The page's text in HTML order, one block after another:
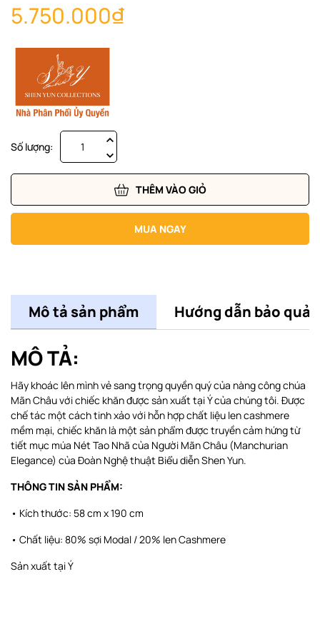
5.750.000₫
Số lượng:
THÊM VÀO GIỎ
MUA NGAY
Mô tả sản phẩm Hướng dẫn bảo quản
MÔ TẢ:
Hãy khoác lên mình vẻ sang trọng quyền quý của nàng công chúa
Mãn Châu với chiếc khăn được sản xuất tại Ý của chúng tôi. Được
chế tác một cách tinh xảo với hỗn hợp chất liệu len cashmere
mềm mại, chiếc khăn là một sản phẩm được truyền cảm hứng từ
tiết mục múa Nét Tao Nhã của Người Mãn Châu (Manchurian
Elegance) của Đoàn Nghệ thuật Biểu diễn Shen Yun.
THÔNG TIN SẢN PHẨM:
• Kích thước: 58 cm x 190 cm
• Chất liệu: 80% sợi Modal / 20% len Cashmere
Sản xuất tại Ý